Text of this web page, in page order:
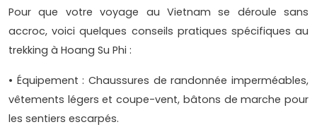
Pour que votre voyage au Vietnam se déroule sans
accroc, voici quelques conseils pratiques spécifiques au
trekking à Hoang Su Phi :
• Équipement : Chaussures de randonnée imperméables,
vêtements légers et coupe-vent, bâtons de marche pour
les sentiers escarpés.